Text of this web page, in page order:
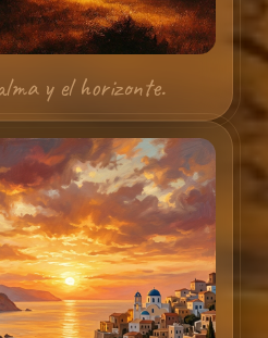
y el horizonte.